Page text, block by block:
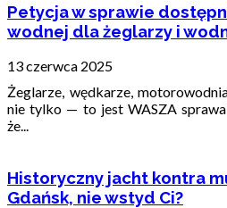
Petycja w sprawie
wodnej dla żeglarzy i
13 czerwca 2025
Żeglarze, wędkarze,
nie tylko — to jest WASZA
że...
Historyczny jacht kontra
Gdańsk, nie wstyd Ci?